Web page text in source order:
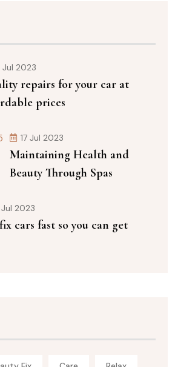
Jul 2023
repairs for your car at
prices
17 Jul 2023
Maintaining Health and
Beauty Through Spas
Jul 2023
cars fast so you can get